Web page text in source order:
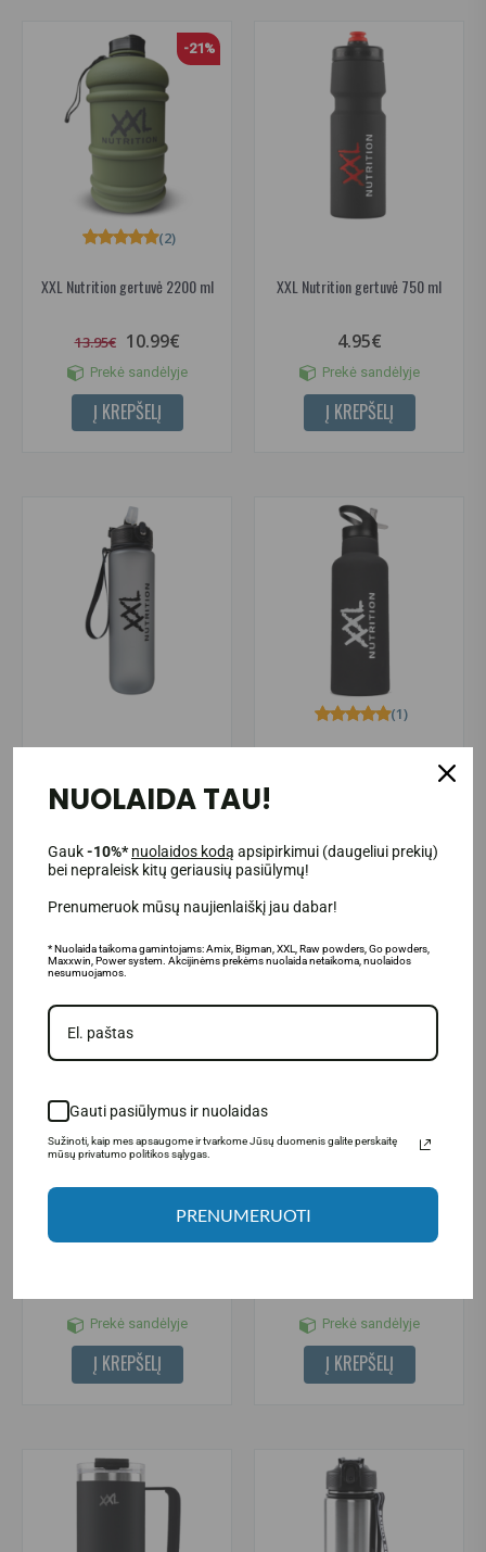
-21%
XXL Nutrition gertuvė 2200 ml
(2)
13.95€ 10.99€
Prekė sandėlyje
Į KREPŠELĮ
XXL Nutrition gertuvė 750 ml
4.95€
Prekė sandėlyje
Į KREPŠELĮ
XXL Nutrition Hydrate Straw
17.95€
Prekė sandėlyje
XXL Nutrition Insulated Straw
(1)
Prekė sandėlyje
XXL Nutrition plaktuvė 800 ml
(2)
Prekė sandėlyje
Į KREPŠELĮ
XXL Nutrition Power Tower
(maisto papildų dėtuvė)
Prekė sandėlyje
Į KREPŠELĮ
NUOLAIDA TAU!
Gauk-10%* nuolaidos kodą apsipirkimui (daugeliui prekių)
bei nepraleisk kitų geriausių pasiūlymų!
Prenumeruok mūsų naujienlaiškį jau dabar!
* Nuolaida taikoma gamintojams: Amix, Bigman, XXL, Raw powders, Go powders,
Maxxwin, Power system. Akcijinėms prekėms nuolaida netaikoma, nuolaidos
nesumuojamos.
Gauti pasiūlymus ir nuolaidas
Sužinoti, kaip mes apsaugome ir tvarkome Jūsų duomenis galite perskaitę
mūsų privatumo politikos sąlygas.
PRENUMERUOTI